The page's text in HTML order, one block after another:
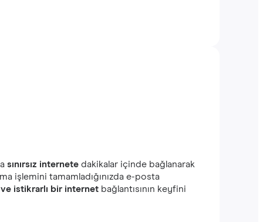
sınırsız internete dakikalar içinde bağlanarak
işlemini tamamladığınızda e-posta
ve istikrarlı bir internet bağlantısının keyfini